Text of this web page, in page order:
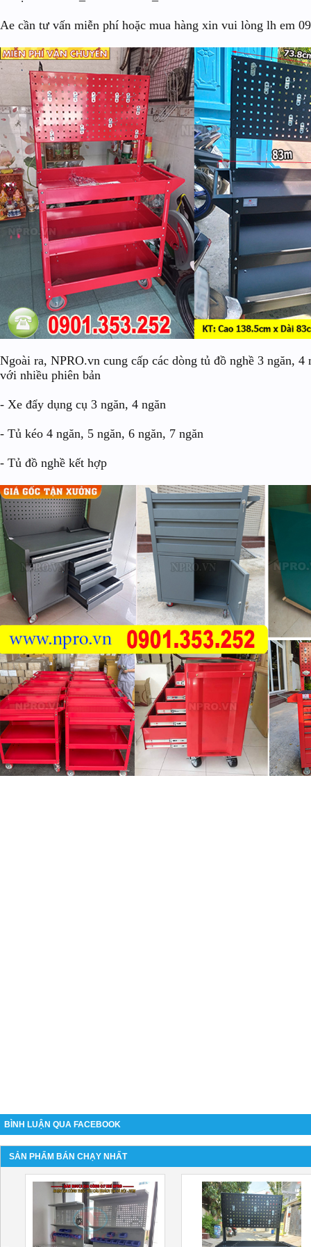
Ae cần tư vấn miễn phí hoặc mua hàng xin vui lòng lh em
Ngoài ra, NPRO.vn cung cấp các dòng tủ đồ nghề 3 ngăn, 4
với nhiều phiên bản
- Xe đẩy dụng cụ 3 ngăn, 4 ngăn
- Tủ kéo 4 ngăn, 5 ngăn, 6 ngăn, 7 ngăn
- Tủ đồ nghề kết hợp
BÌNH LUẬN QUA FACEBOOK
SẢN PHẨM BÁN CHẠY NHẤT